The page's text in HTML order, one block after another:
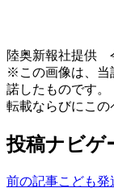
陸奥新報社提供
※この画像は、当
諾したものです。
転載ならびにこの
投稿ナビゲ
前の記事こども